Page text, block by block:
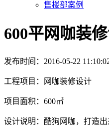
售楼部案例
600平网咖装
发布时间：2016-05-22
工程项目：网咖装修设计
项目面积：600㎡
设计说明： 酷狗网咖，打造